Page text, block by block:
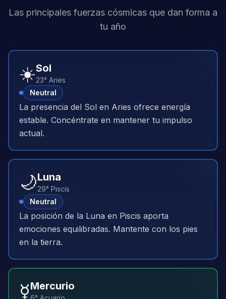
Las principales fuerzas cósmicas que dan forma a
tu año
☀️Sol
23° Aries
Neutral
La presencia del Sol en Aries ofrece energía
estable. Concéntrate en mantener tu impulso
actual.
🌙Luna
29° Piscis
Neutral
La posición de la Luna en Piscis aporta
emociones equilibradas. Mantente con los pies
en la tierra.
☿️Mercurio